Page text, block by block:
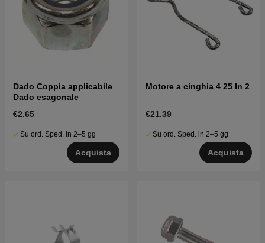
Dado Coppia applicabile
Dado esagonale
€2.65
Su ord. Sped. in 2–5 gg
Acquista
Motore a cinghia 4 25 In 2
€21.39
Su ord. Sped. in 2–5 gg
Acquista